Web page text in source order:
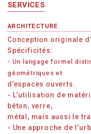
SERVICES
ARCHITECTURE
Conception originale
Spécificités:
- Un langage formel
géométriques et
d’espaces ouverts.
- L’utilisation de
béton, verre,
métal, mais aussi le
- Une approche de